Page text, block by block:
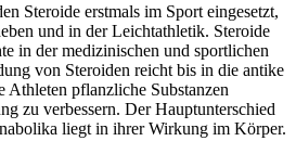
Steroide erstmals im Sport eingesetzt,
und in der Leichtathletik. Steroide
in der medizinischen und sportlichen
von Steroiden reicht bis in die antike
Athleten pflanzliche Substanzen
zu verbessern. Der Hauptunterschied
liegt in ihrer Wirkung im Körper.